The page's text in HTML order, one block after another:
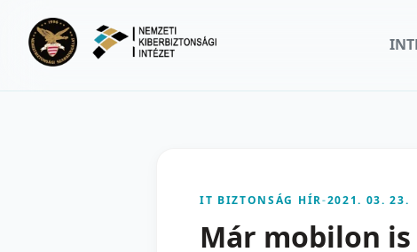
IT BIZTONSÁG HÍR-2021. 03. 23.
Már mobilon